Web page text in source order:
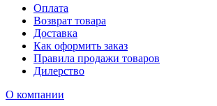
Оплата
Возврат товара
Доставка
Как оформить заказ
Правила продажи товаров
Дилерство
О компании